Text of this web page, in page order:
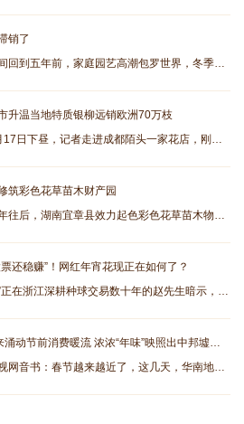
销了
期间回到五年前，家庭园艺高潮包罗世界，冬季吐花、花型硕大秀丽且含义“必定红”的朱顶红，一夜之间成为网红年宵花。 彼时，经销商赵先生的进口量
升温当地特质银柳远销欧洲70万枝
1月17日下昼，记者走进成都陌头一家花店，刚推开门就被满室的花色裹住——的浅绿顺着货架铺张开，东主正忙着给末了几束蜡梅打包。马年春节邻近，成都年宵花
筑彩色花草苗木财产园
本年往后，湖南宜章县效力起色彩色花草苗木物业。通过层层筛选，确定以宜章林上林农业起色有限公司为龙头，投资1.6亿元打制独具特质的彩色花草苗木物业园。
还稳赚”！网红年宵花现正在如何了？
。”正在浙江深耕种球交易数十年的赵先生暗示，“以前春节前就售罄，本年索性不做了。” “直播间标价三十四元本钱价基本卖不动，只可到咱们批发这
花市“热”起来涌动节前消费暖流 浓浓“年味”映照出中邦墟市韧
央视网音书：春节越来越近了，这几天，华南地域最大的鲜切花来往市集广东广州岭南花草市集渐渐繁荣起来。本年那里的花草有些什么新特色？哪些年花受迎接？ 一